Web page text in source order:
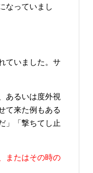
なっていまし
ていました。サ
あるいは度外視
て来た例もある
」「撃ちてし止
またはその時の